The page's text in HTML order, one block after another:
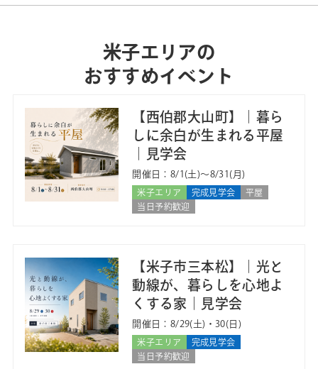
米子エリアの
おすすめイベント
【西伯郡大山町】｜暮ら
しに余白が生まれる平屋
｜見学会
開催日：8/1(土)〜8/31(月)
米子エリア 完成見学会
平屋
当日予約歓迎
【米子市三本松】｜光と
動線が、暮らしを心地よ
くする家｜見学会
開催日：8/29(土)・30(日)
米子エリア
完成見学会
当日予約歓迎